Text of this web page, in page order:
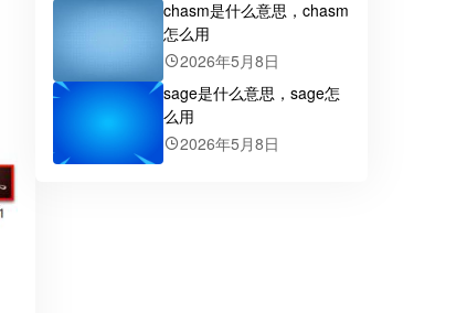
chasm是什么意思，chasm
怎么用
2026年5月8日
sage是什么意思，sage怎
么用
2026年5月8日